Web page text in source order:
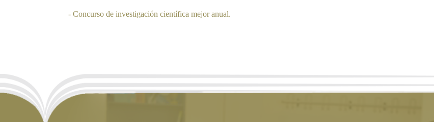
- Concurso de investigación científica mejor anual.